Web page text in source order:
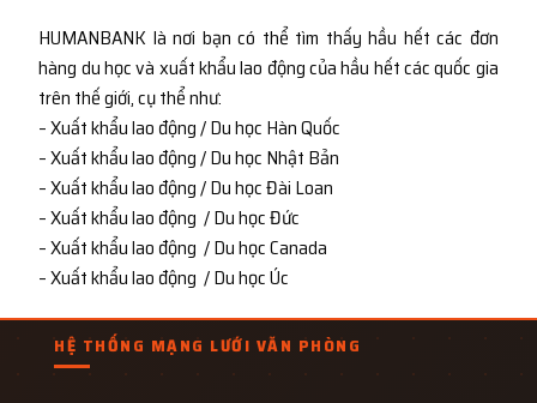
HUMANBANK là nơi bạn có thể tìm thấy hầu hết các đơn
hàng du học và xuất khẩu lao động của hầu hết các quốc gia
trên thế giới, cụ thể như:
– Xuất khẩu lao động / Du học Hàn Quốc
– Xuất khẩu lao động / Du học Nhật Bản
– Xuất khẩu lao động / Du học Đài Loan
– Xuất khẩu lao động / Du học Đức
– Xuất khẩu lao động / Du học Canada
– Xuất khẩu lao động / Du học Úc
HỆ THỐNG MẠNG LƯỚI VĂN PHÒNG